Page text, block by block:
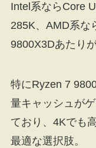
Intel系ならCore
285K、AMD系な
9800X3Dあたり
特にRyzen 7
量キャッシュが
ており、4Kでも
最適な選択肢。